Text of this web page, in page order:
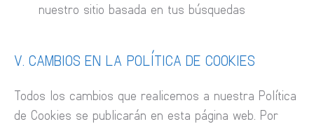
nuestro sitio basada en tus búsquedas
V. CAMBIOS EN LA POLÍTICA DE COOKIES
Todos los cambios que realicemos a nuestra Política
de Cookies se publicarán en esta página web. Por